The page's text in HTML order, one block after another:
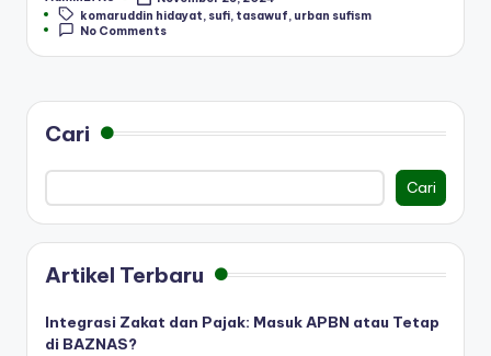
byTags:komaruddin hidayat sufi tasawuf urban sufism
No Comments
Cari
Cari
Artikel Terbaru
Integrasi Zakat dan Pajak: Masuk APBN atau Tetap
di BAZNAS?